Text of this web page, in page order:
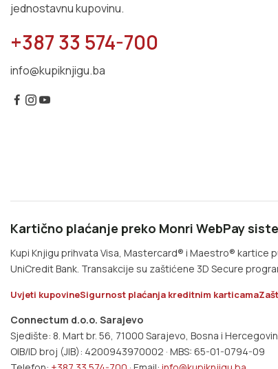
jednostavnu kupovinu.
+387 33 574-700
info@kupiknjigu.ba
Kartično plaćanje preko Monri WebPay
Kupi Knjigu prihvata Visa, Mastercard® i Maestro® kartice
UniCredit Bank. Transakcije su zaštićene 3D Secure
Uvjeti kupovineSigurnost plaćanja kreditnim karticama
Connectum d.o.o. Sarajevo
Sjedište: 8. Mart br. 56, 71000 Sarajevo, Bosna i
OIB/ID broj (JIB): 4200943970002 · MBS: 65-01-0794-09